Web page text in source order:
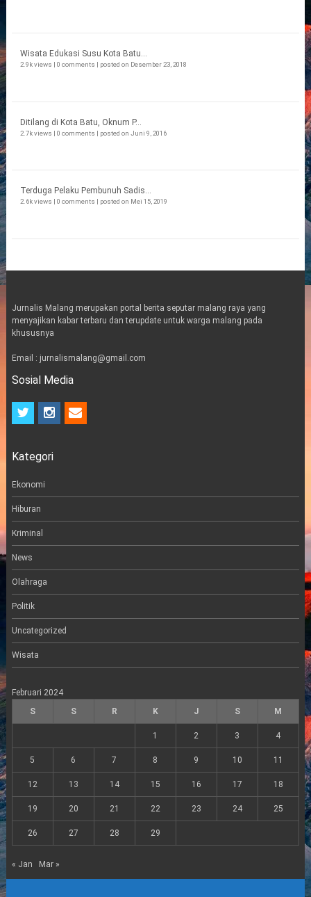
Wisata Edukasi Susu Kota Batu...
2.9k views | 0 comments | posted on Desember 23, 2018
Ditilang di Kota Batu, Oknum P...
2.7k views | 0 comments | posted on Juni 9, 2016
Terduga Pelaku Pembunuh Sadis...
2.6k views 0 comments posted on Mei 15, 2019
Jurnalis Malang merupakan portal berita seputar malang raya yang
menyajikan kabar terbaru dan terupdate untuk warga malang pada
khususnya
Email : jurnalismalang@gmail.com
Sosial Media
t
t
r
i
n
a
e
m
Kategori
Ekonomi
Hiburan
Kriminal
News
Olahraga
Politik
Uncategorized
Wisata
Februari 2024
S
S R K J S M
1 2 3 4
5 6 7 8 9 10 11
12 13 14 15 16 17 18
19 20 21 22 23 24 25
26 27 28 29
« Jan Mar »